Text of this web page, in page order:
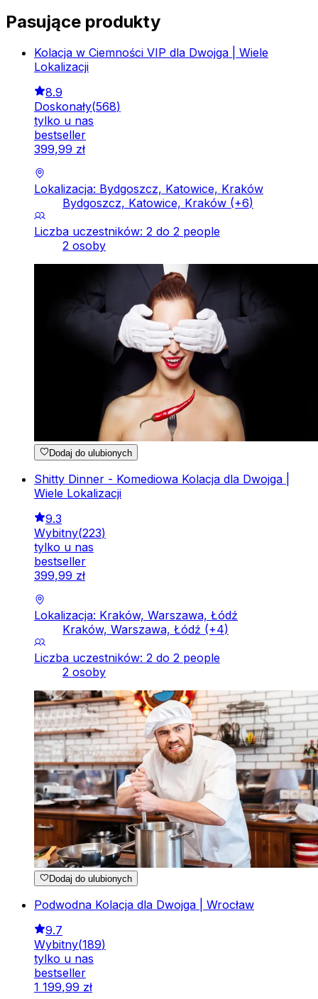
Pasujące produkty
Kolacja w Ciemności VIP dla Dwojga | Wiele
Lokalizacji
8.9
Doskonały(568)
tylko u nas
bestseller
399,99 zł
Lokalizacja: Bydgoszcz, Katowice, Kraków
Bydgoszcz, Katowice, Kraków (+6)
Liczba uczestników: 2 do 2 people
2 osoby
Dodaj do ulubionych
Shitty Dinner - Komediowa Kolacja dla Dwojga |
Wiele Lokalizacji
9.3
Wybitny(223)
tylko u nas
bestseller
399,99 zł
Lokalizacja: Kraków, Warszawa, Łódź
Kraków, Warszawa, Łódź (+4)
Liczba uczestników: 2 do 2 people
2 osoby
Dodaj do ulubionych
Podwodna Kolacja dla Dwojga | Wrocław
9.7
Wybitny(189)
tylko u nas
bestseller
1 199,99 zł